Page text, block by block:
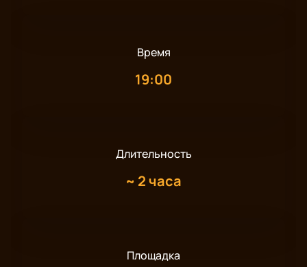
Время
19:00
Длительность
~ 2 часа
Площадка